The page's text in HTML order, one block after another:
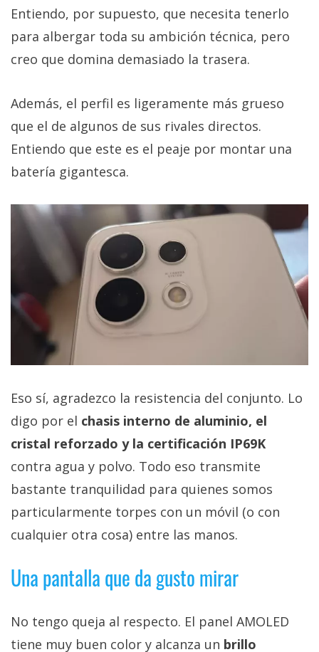
Entiendo, por supuesto, que necesita tenerlo
para albergar toda su ambición técnica, pero
creo que domina demasiado la trasera.
Además, el perfil es ligeramente más grueso
que el de algunos de sus rivales directos.
Entiendo que este es el peaje por montar una
batería gigantesca.
Eso sí, agradezco la resistencia del conjunto. Lo
digo por el chasis interno de aluminio, el
cristal reforzado y la certificación IP69K
contra agua y polvo. Todo eso transmite
bastante tranquilidad para quienes somos
particularmente torpes con un móvil (o con
cualquier otra cosa) entre las manos.
Una pantalla que da gusto mirar
No tengo queja al respecto. El panel AMOLED
tiene muy buen color y alcanza un brillo